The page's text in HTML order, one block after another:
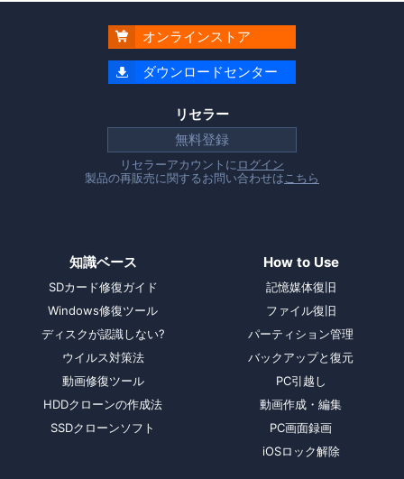
 オンラインストア
 ダウンロードセンター
リセラー
無料登録
リセラーアカウントにログイン
製品の再販売に関するお問い合わせはこちら
知識ベース
SDカード修復ガイド
Windows修復ツール
ディスクが認識しない?
ウイルス対策法
動画修復ツール
HDDクローンの作成法
SSDクローンソフト
How to Use
記憶媒体復旧
ファイル復旧
パーティション管理
バックアップと復元
PC引越し
動画作成・編集
PC画面録画
iOSロック解除